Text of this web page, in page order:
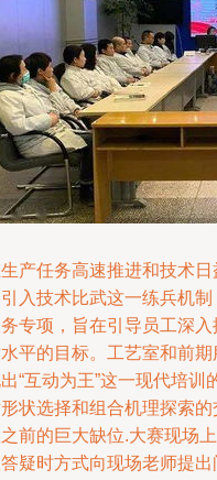
产任务高速推进和技术
入技术比武这一练兵机
专项，旨在引导员工深
平的目标。工艺室和前
“互动为王”这一现代培
状选择和组合机理探索
前的巨大缺位.大赛现场
疑时方式向现场老师提